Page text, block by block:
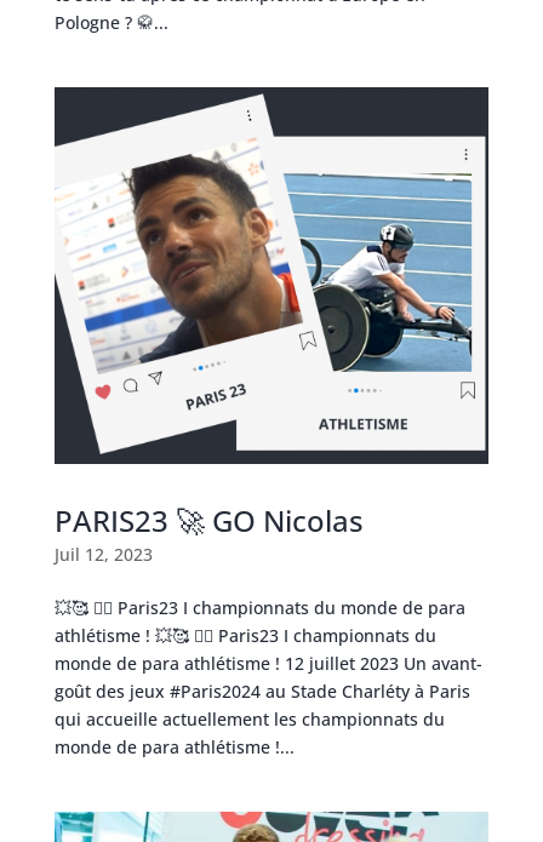
Pologne ? 🥋...
PARIS23 🚀 GO Nicolas
Juil 12, 2023
💥🥰 👇🏼 Paris23 I championnats du monde de para
athlétisme ! 💥🥰 👇🏼 Paris23 I championnats du
monde de para athlétisme ! 12 juillet 2023 Un avant-
goût des jeux #Paris2024 au Stade Charléty à Paris
qui accueille actuellement les championnats du
monde de para athlétisme !...